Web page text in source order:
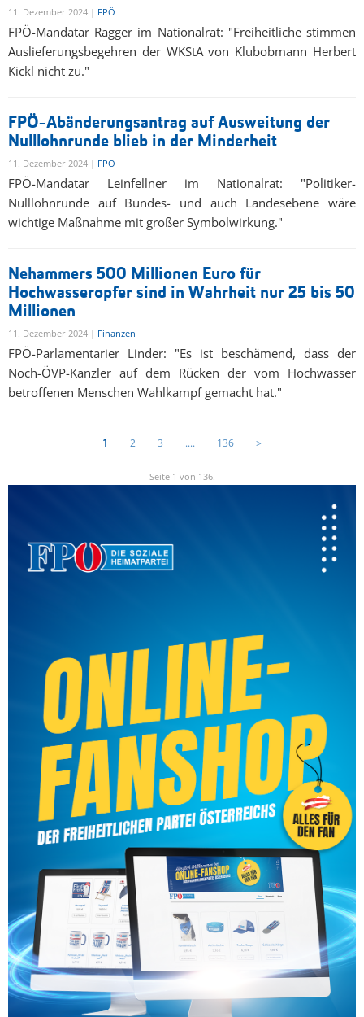
11. Dezember 2024 | FPÖ
FPÖ-Mandatar Ragger im Nationalrat: "Freiheitliche stimmen
Auslieferungsbegehren der WKStA von Klubobmann Herbert
Kickl nicht zu."
FPÖ-Abänderungsantrag auf Ausweitung der
Nulllohnrunde blieb in der Minderheit
11. Dezember 2024 | FPÖ
FPÖ-Mandatar Leinfellner im Nationalrat: "Politiker-
Nulllohnrunde auf Bundes- und auch Landesebene wäre
wichtige Maßnahme mit großer Symbolwirkung."
Nehammers 500 Millionen Euro für
Hochwasseropfer sind in Wahrheit nur 25 bis 50
Millionen
11. Dezember 2024 | Finanzen
FPÖ-Parlamentarier Linder: "Es ist beschämend, dass der
Noch-ÖVP-Kanzler auf dem Rücken der vom Hochwasser
betroffenen Menschen Wahlkampf gemacht hat."
1 2 3 .... 136 >
Seite 1 von 136.